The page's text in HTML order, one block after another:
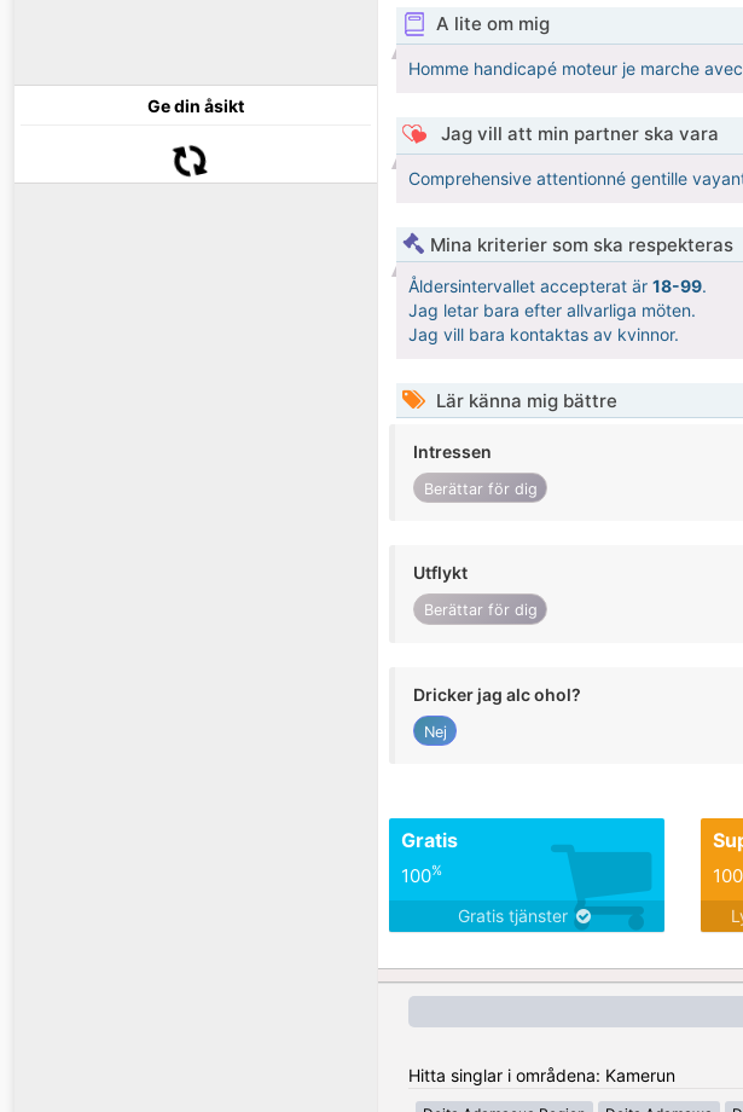
Ge din åsikt
A lite om mig
Homme handicapé moteur je marche
Jag vill att min partner ska vara
Comprehensive attentionné gentille
Mina kriterier som ska respekteras
Åldersintervallet accepterat är 18-99.
Jag letar bara efter allvarliga möten.
Jag vill bara kontaktas av kvinnor.
Lär känna mig bättre
Intressen
Berättar för dig
Utflykt
Berättar för dig
Dricker jag alc ohol?
Nej
Gratis
100%
Gratis tjänster
Hitta singlar i områdena: Kamerun